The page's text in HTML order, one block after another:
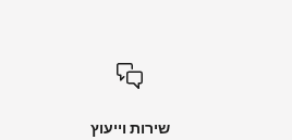
שירות וייעוץ